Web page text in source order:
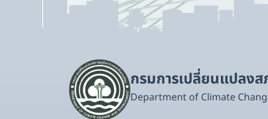
กรมการเปลี่ยนแปลง
Department of Climate